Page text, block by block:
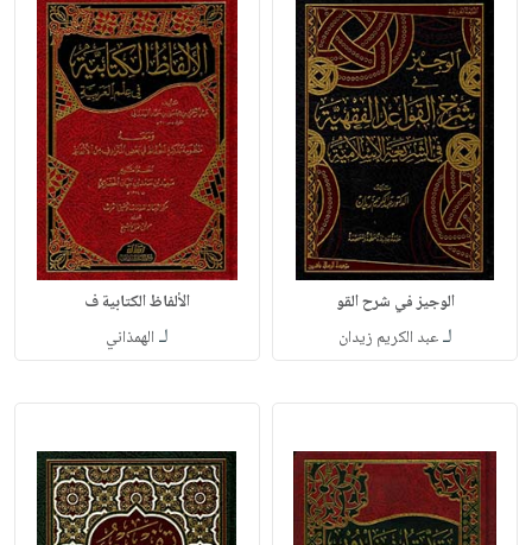
الوجيز في شرح القو
لـعبد الكريم زيدان
الألفاظ الكتابية ف
لـ الهمذاني